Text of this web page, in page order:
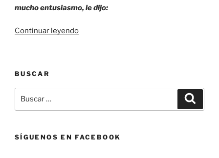
mucho entusiasmo, le dijo:
Continuar leyendo«Sócrates.
chisme.»
BUSCAR
por:
SÍGUENOS EN FACEBOOK